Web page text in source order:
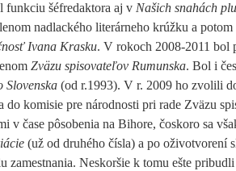
funkciu šéfredaktora aj v Našich snahách
nadlackého literárneho krúžku a
Ivana Krasku. V rokoch 2008-2011 bol
Zväzu spisovateľov Rumunska. Bol i
Slovenska (od r.1993). V r. 2009 ho zvolili
do komisie pre národnosti pri rade Zväzu
v čase pôsobenia na Bihore, čoskoro sa
(už od druhého čísla) a po oživotvorení
zamestnania. Neskoršie k tomu ešte pribudli